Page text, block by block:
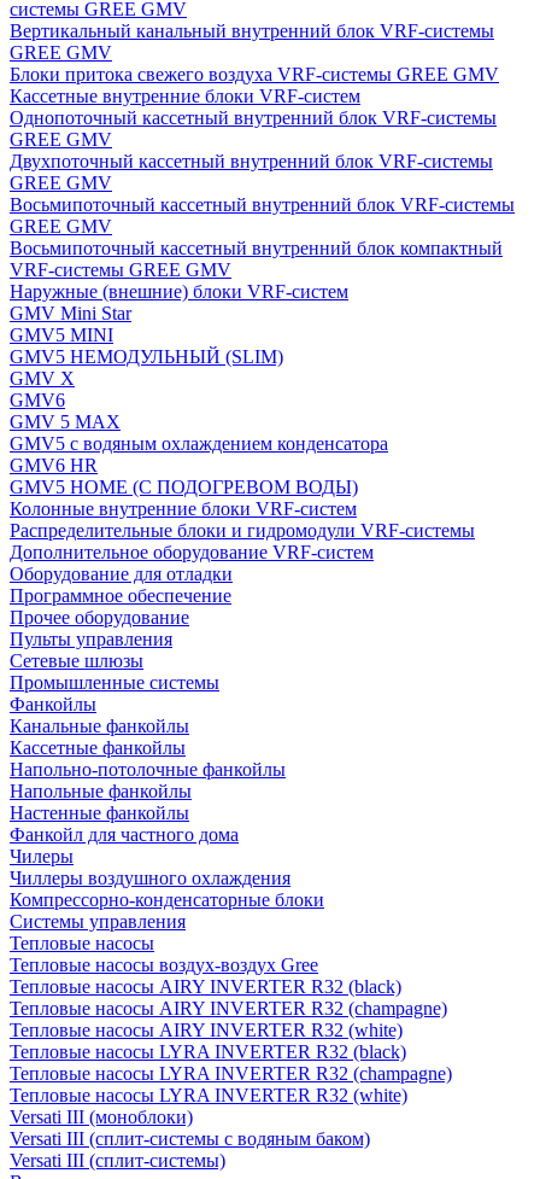
системы GREE GMV
Вертикальный канальный внутренний блок VRF-системы
GREE GMV
Блоки притока свежего воздуха VRF-системы GREE GMV
Кассетные внутренние блоки VRF-систем
Однопоточный кассетный внутренний блок VRF-системы
GREE GMV
Двухпоточный кассетный внутренний блок VRF-системы
GREE GMV
Восьмипоточный кассетный внутренний блок VRF-системы
GREE GMV
Восьмипоточный кассетный внутренний блок компактный
VRF-системы GREE GMV
Наружные (внешние) блоки VRF-систем
GMV Mini Star
GMV5 MINI
GMV5 НЕМОДУЛЬНЫЙ (SLIM)
GMV X
GMV6
GMV 5 MAX
GMV5 с водяным охлаждением конденсатора
GMV6 HR
GMV5 HOME (С ПОДОГРЕВОМ ВОДЫ)
Колонные внутренние блоки VRF-систем
Распределительные блоки и гидромодули VRF-системы
Дополнительное оборудование VRF-систем
Оборудование для отладки
Программное обеспечение
Прочее оборудование
Пульты управления
Сетевые шлюзы
Промышленные системы
Фанкойлы
Канальные фанкойлы
Кассетные фанкойлы
Напольно-потолочные фанкойлы
Напольные фанкойлы
Настенные фанкойлы
Фанкойл для частного дома
Чилеры
Чиллеры воздушного охлаждения
Компрессорно-конденсаторные блоки
Системы управления
Тепловые насосы
Тепловые насосы воздух-воздух Gree
Тепловые насосы AIRY INVERTER R32 (black)
Тепловые насосы AIRY INVERTER R32 (champagne)
Тепловые насосы AIRY INVERTER R32 (white)
Тепловые насосы LYRA INVERTER R32 (black)
Тепловые насосы LYRA INVERTER R32 (champagne)
Тепловые насосы LYRA INVERTER R32 (white)
Versati III (моноблоки)
Versati III (сплит-системы с водяным баком)
Versati III (сплит-системы)